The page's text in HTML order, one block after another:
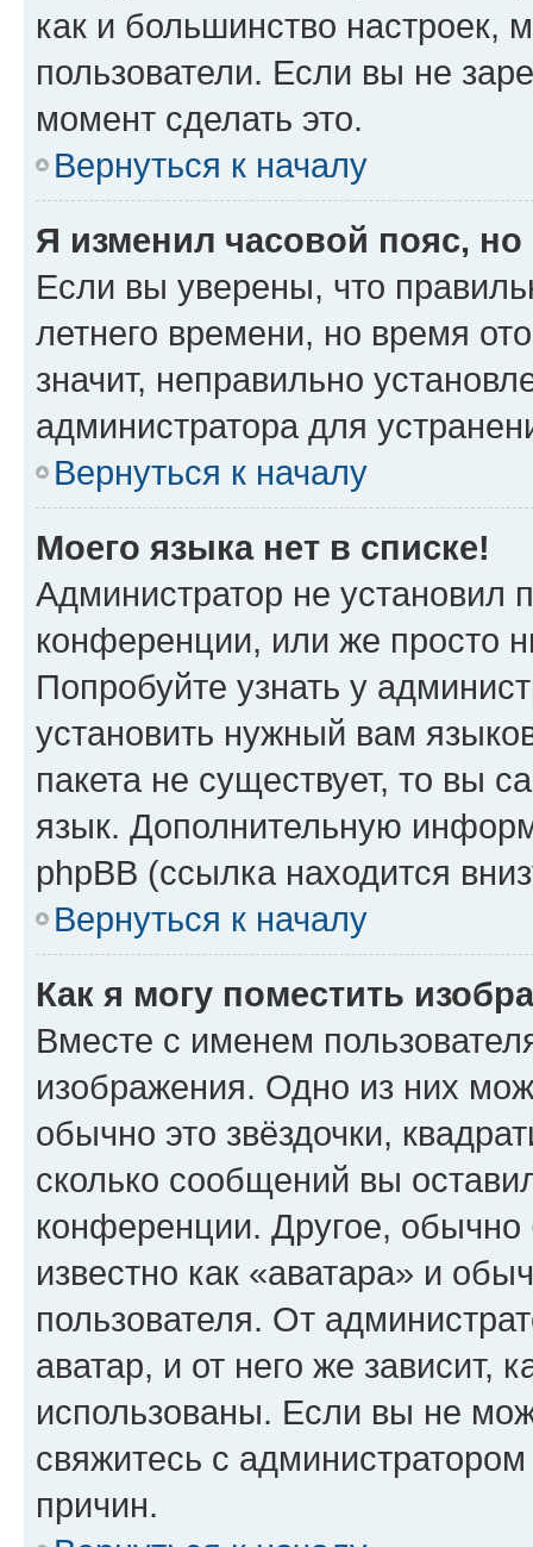
как и большинство настроек,
пользователи. Если вы не
момент сделать это.
Вернуться к началу
Я изменил часовой пояс,
Если вы уверены, что
летнего времени, но время
значит, неправильно
администратора для
Вернуться к началу
Моего языка нет в списке!
Администратор не установил
конференции, или же просто
Попробуйте узнать у
установить нужный вам
пакета не существует, то вы
язык. Дополнительную
phpBB (ссылка находится
Вернуться к началу
Как я могу поместить
Вместе с именем
изображения. Одно из них
обычно это звёздочки,
сколько сообщений вы
конференции. Другое,
известно как «аватара» и
пользователя. От
аватар, и от него же зависит,
использованы. Если вы не
свяжитесь с
причин.